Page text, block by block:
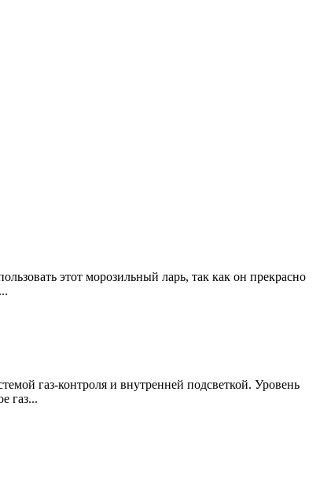
этот морозильный ларь, так как он прекрасно
газ-контроля и внутренней подсветкой. Уровень
газ...